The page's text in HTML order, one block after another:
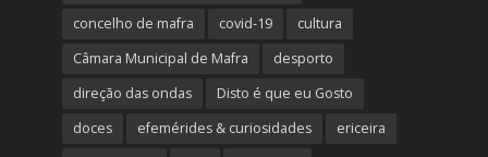
concelho de mafra
covid-19
cultura
Câmara Municipal de Mafra
desporto
direção das ondas
Disto é que eu Gosto
doces
efemérides & curiosidades
ericeira